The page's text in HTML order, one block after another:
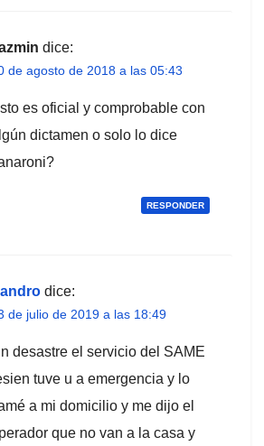
dice:
de agosto de 2018 a las 05:43
es oficial y comprobable con
dictamen o solo lo dice
RESPONDER
dice:
de julio de 2019 a las 18:49
desastre el servicio del SAME
tuve u a emergencia y lo
a mi domicilio y me dijo el
que no van a la casa y